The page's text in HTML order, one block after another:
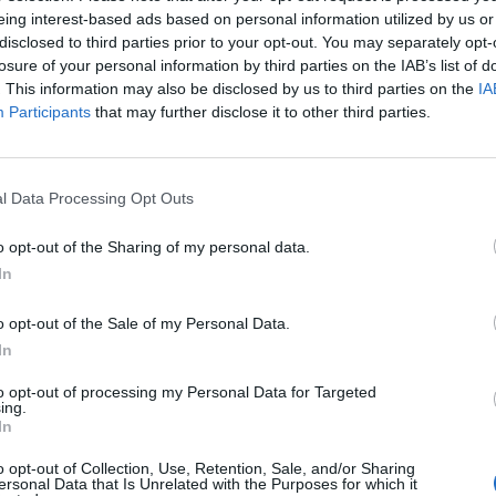
interest-based ads based on personal information utilized by us
to third parties prior to your opt-out. You may separately
of your personal information by third parties on the IAB’s list of
This information may also be disclosed by us to third parties on the
Participants that may further disclose it to other third parties.
Data Processing Opt Outs
opt-out of the Sharing of my personal data.
opt-out of the Sale of my Personal Data.
opt-out of processing my Personal Data for Targeted
opt-out of Collection, Use, Retention, Sale, and/or Sharing
Data that Is Unrelated with the Purposes for which it
seksualne?
nieczystych
z powiek niejednemu wiernemu, który
Opowiadanie o tak intymnych sprawach